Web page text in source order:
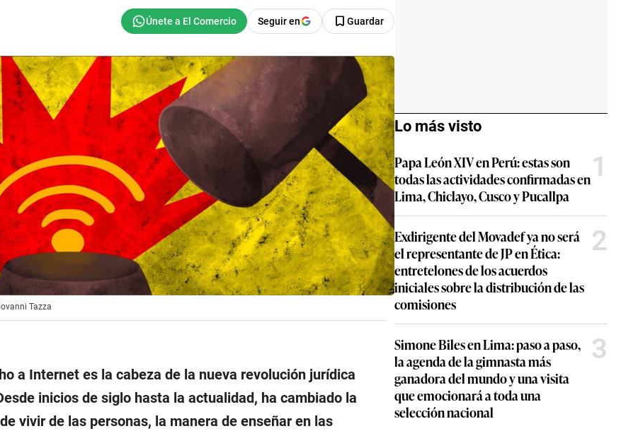
Seguir en Guardar
Tazza
a Internet es la cabeza de la nueva revolución jurídica
inicios de siglo hasta la actualidad, ha cambiado la
vivir de las personas, la manera de enseñar en las
Lo más visto
Papa León XIV en Perú: estas son
todas las actividades confirmadas en
Lima, Chiclayo, Cusco y Pucallpa
1
Exdirigente del Movadef ya no será
el representante de JP en Ética:
entretelones de los acuerdos
iniciales sobre la distribución de las
comisiones
2
Simone Biles en Lima: paso a paso,
la agenda de la gimnasta más
ganadora del mundo y una visita
que emocionará a toda una
selección nacional
3